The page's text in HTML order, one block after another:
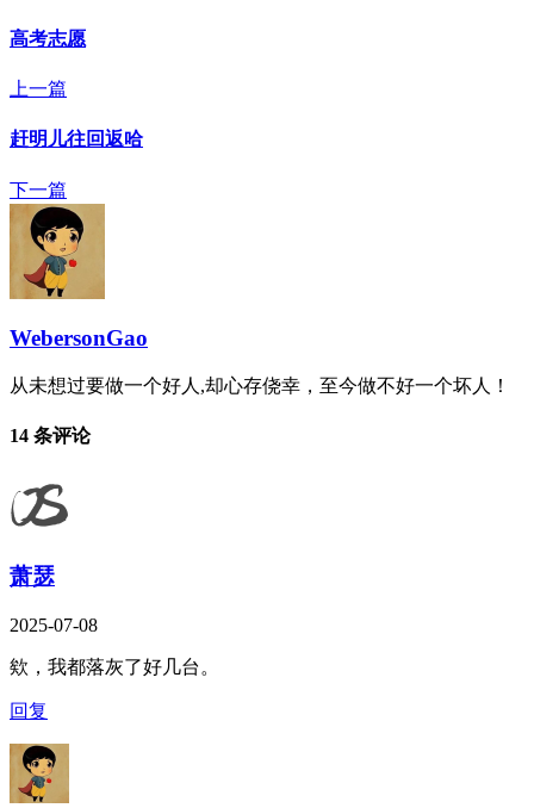
高考志愿
上一篇
赶明儿往回返哈
下一篇
WebersonGao
从未想过要做一个好人,却心存侥幸，至今做不好一个坏人！
14 条评论
萧瑟
2025-07-08
欸，我都落灰了好几台。
回复